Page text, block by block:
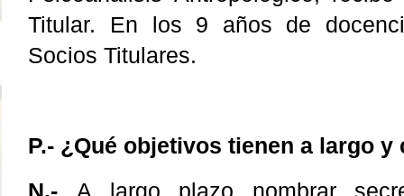
Titular. En los 9 años de
Socios Titulares.
P.- ¿Qué objetivos tienen a largo y
N.-A largo plazo nombrar